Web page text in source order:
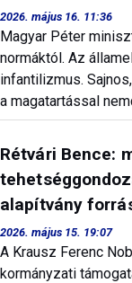
2026. május 16. 11:36
Magyar Péter
normáktól. Az
infantilizmus.
a magatartással
Rétvári Bence:
alapítvány
2026. május 15. 19:07
A Krausz Ferenc
kormányzati